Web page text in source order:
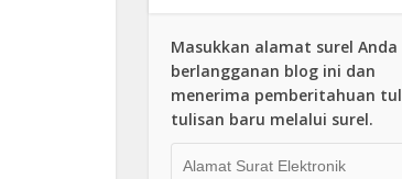
Masukkan alamat surel
berlangganan blog ini dan
menerima pemberitahuan
tulisan baru melalui surel.